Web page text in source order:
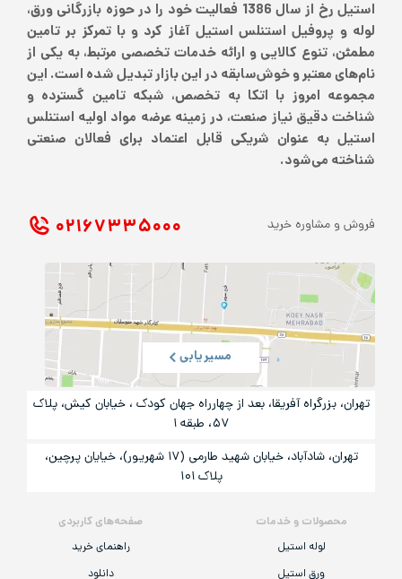
استیل رخ از سال 1386 فعالیت خود را در حوزه بازرگانی ورق،
لوله و پروفیل استنلس استیل آغاز کرد و با تمرکز بر تامین
مطمئن، تنوع کالایی و ارائه خدمات تخصصی مرتبط، به یکی از
نام‌های معتبر و خوش‌سابقه در این بازار تبدیل شده است. این
مجموعه امروز با اتکا به تخصص، شبکه تامین گسترده و
شناخت دقیق نیاز صنعت، در زمینه عرضه مواد اولیه استنلس
استیل به عنوان شریکی قابل اعتماد برای فعالان صنعتی
شناخته می‌شود.
محصولات و خدمات
لوله استیل
ورق استیل
صفحه‌های کاربردی
راهنمای خرید
دانلود
فروش و مشاوره خرید ۰۲۱ ۶۷۳۳۵۰۰۰
مسیریابی
تهران، بزرگراه آفریقا، بعد از چهارراه جهان کودک ، خیابان کیش، پلاک
۵۷، طبقه ۱
تهران، شادآباد، خیابان شهید طارمی (۱۷ شهریور)، خیایان پرچین،
پلاک ۱۰۱